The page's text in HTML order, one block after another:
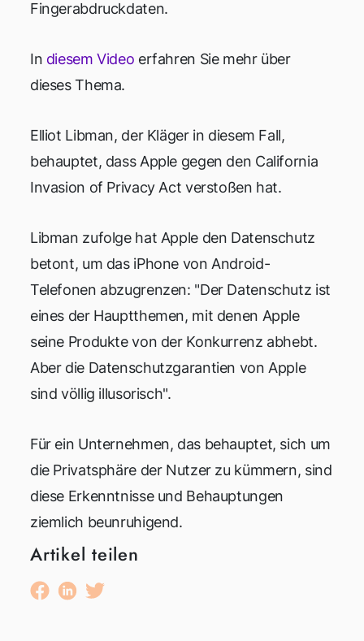
Fingerabdruckdaten.
In diesem Video erfahren Sie mehr über
dieses Thema.
Elliot Libman, der Kläger in diesem Fall,
behauptet, dass Apple gegen den California
Invasion of Privacy Act verstoßen hat.
Libman zufolge hat Apple den Datenschutz
betont, um das iPhone von Android-
Telefonen abzugrenzen: "Der Datenschutz ist
eines der Hauptthemen, mit denen Apple
seine Produkte von der Konkurrenz abhebt.
Aber die Datenschutzgarantien von Apple
sind völlig illusorisch".
Für ein Unternehmen, das behauptet, sich um
die Privatsphäre der Nutzer zu kümmern, sind
diese Erkenntnisse und Behauptungen
ziemlich beunruhigend.
Artikel teilen